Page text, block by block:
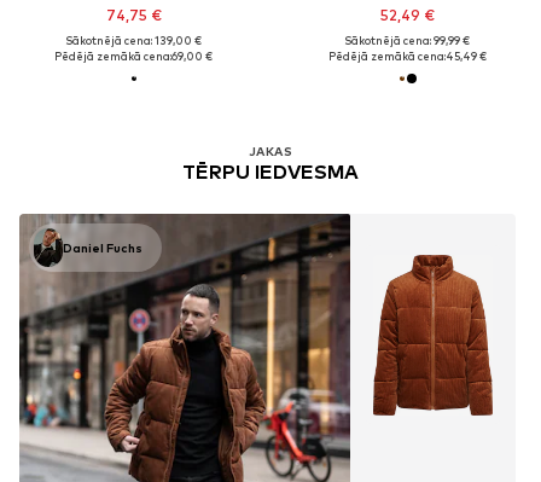
74,75 €
Sākotnējā cena: 139,00 €
Pēdējā zemākā cena:69,00 €
JAKAS
TĒRPU IEDVESMA
Daniel Fuchs
52,49 €
Sākotnējā cena: 99,99 €
Pēdējā zemākā cena:45,49 €